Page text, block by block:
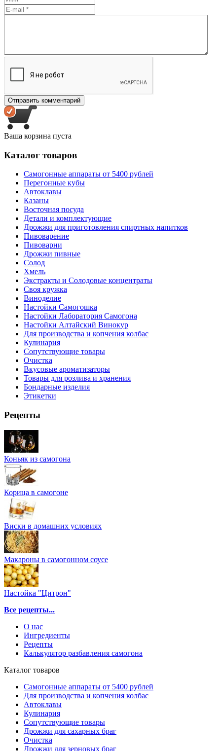
Ваша корзина пуста
Каталог товаров
Самогонные аппараты от 5400 рублей
Перегонные кубы
Автоклавы
Казаны
Восточная посуда
Детали и комплектующие
Дрожжи для приготовления спиртных напитков
Пивоварение
Пивоварни
Дрожжи пивные
Солод
Хмель
Экстракты и Солодовые концентраты
Своя кружка
Виноделие
Настойки Самогошка
Настойки Лаборатория Самогона
Настойки Алтайский Винокур
Для производства и копчения колбас
Кулинария
Сопутствующие товары
Очистка
Вкусовые ароматизаторы
Товары для розлива и хранения
Бондарные изделия
Этикетки
Рецепты
Коньяк из самогона
Корица в самогоне
Виски в домашних условиях
Макароны в самогонном соусе
Настойка "Цитрон"
Все рецепты...
О нас
Ингредиенты
Рецепты
Калькулятор разбавления самогона
Каталог товаров
Самогонные аппараты от 5400 рублей
Для производства и копчения колбас
Автоклавы
Кулинария
Сопутствующие товары
Дрожжи для сахарных браг
Очистка
Дрожжи для зерновых браг